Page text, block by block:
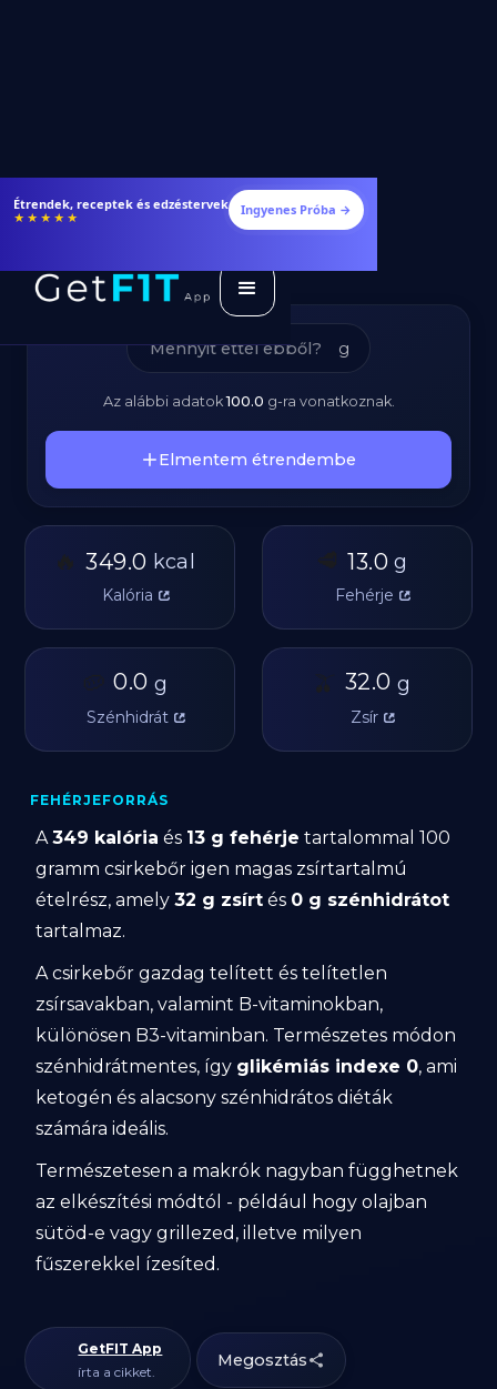
Étrendek, receptek és edzéstervek
★★★★★ Ingyenes Próba →
Csirkebőr -
Tápanyagok
g
Az alábbi adatok100.0 g-ra vonatkoznak.
Elmentem étrendembe
🔥 349.0 kcal
Kalória
🥩 13.0 g
Fehérje
🥔 0.0 g
Szénhidrát
🫒 32.0 g
Zsír
FEHÉRJEFORRÁS
A349 kalória és 13 g fehérje tartalommal 100
gramm csirkebőr igen magas zsírtartalmú
ételrész, amely32 g zsírt és 0 g szénhidrátot
tartalmaz.
A csirkebőr gazdag telített és telítetlen
zsírsavakban, valamint B-vitaminokban,
különösen B3-vitaminban. Természetes módon
szénhidrátmentes, így glikémiás indexe 0, ami
ketogén és alacsony szénhidrátos diéták
számára ideális.
Természetesen a makrók nagyban függhetnek
az elkészítési módtól - például hogy olajban
sütöd-e vagy grillezed, illetve milyen
fűszerekkel ízesíted.
GetFIT App
írta a cikket.
Megosztás